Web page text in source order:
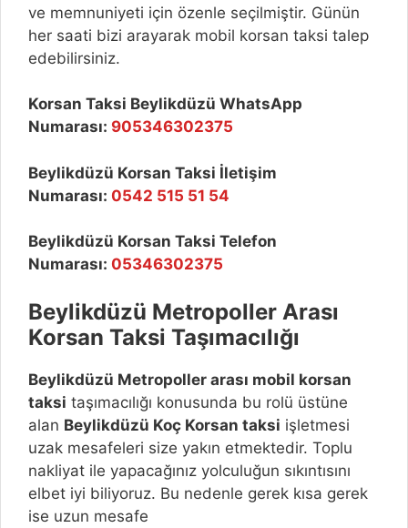
ve memnuniyeti için özenle seçilmiştir. Günün
her saati bizi arayarak mobil korsan taksi talep
edebilirsiniz.
Korsan Taksi Beylikdüzü WhatsApp
Numarası: 905346302375
Beylikdüzü Korsan Taksi İletişim
Numarası: 0542 515 51 54
Beylikdüzü Korsan Taksi Telefon
Numarası: 05346302375
Beylikdüzü Metropoller Arası
Korsan Taksi Taşımacılığı
Beylikdüzü Metropoller arası mobil korsan
taksi taşımacılığı konusunda bu rolü üstüne
alan Beylikdüzü Koç Korsan taksi işletmesi
uzak mesafeleri size yakın etmektedir. Toplu
nakliyat ile yapacağınız yolculuğun sıkıntısını
elbet iyi biliyoruz. Bu nedenle gerek kısa gerek
ise uzun mesafe